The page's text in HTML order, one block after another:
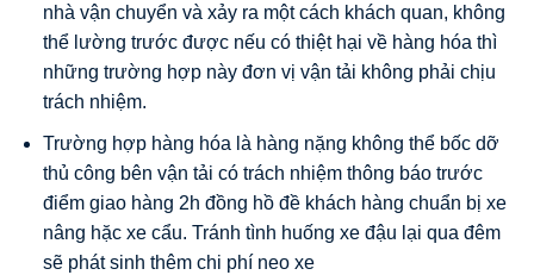
nhà vận chuyển và xảy ra một cách khách quan, không
thể lường trước được nếu có thiệt hại về hàng hóa thì
những trường hợp này đơn vị vận tải không phải chịu
trách nhiệm.
Trường hợp hàng hóa là hàng nặng không thể bốc dỡ
thủ công bên vận tải có trách nhiệm thông báo trước
điểm giao hàng 2h đồng hồ đề khách hàng chuẩn bị xe
nâng hặc xe cẩu. Tránh tình huống xe đậu lại qua đêm
sẽ phát sinh thêm chi phí neo xe